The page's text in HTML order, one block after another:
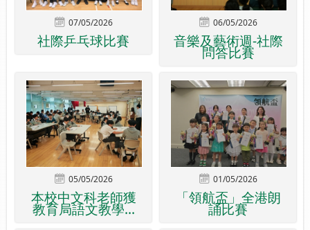
07/05/2026
社際乒乓球比賽
06/05/2026
音樂及藝術週-社際
問答比賽
05/05/2026
本校中文科老師獲
教育局語文教學...
01/05/2026
「領航盃」全港朗
誦比賽